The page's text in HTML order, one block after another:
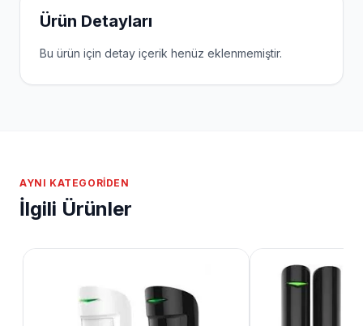
Ürün Detayları
Bu ürün için detay içerik henüz eklenmemiştir.
AYNI KATEGORIDEN
İlgili Ürünler